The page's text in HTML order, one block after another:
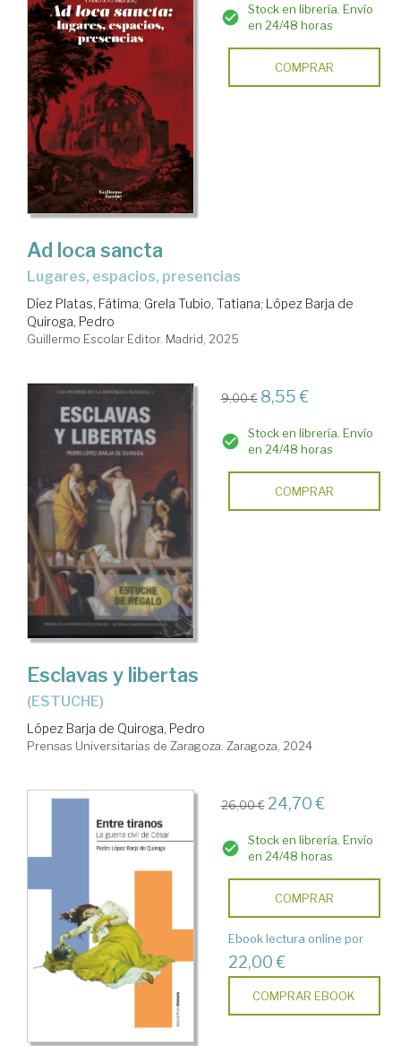
Stock en librería. Envío
en 24/48 horas
COMPRAR
Ad loca sancta
lugares, espacios, presencias
Díez Platas, Fátima; Grela Tubio, Tatiana; López Barja de
Quiroga, Pedro
Guillermo Escolar Editor. Madrid, 2025
9,00 € 8,55 €
Stock en librería. Envío
en 24/48 horas
COMPRAR
Esclavas y libertas
(ESTUCHE)
López Barja de Quiroga, Pedro
Prensas Universitarias de Zaragoza. Zaragoza, 2024
26,00 € 24,70 €
Stock en librería. Envío
en 24/48 horas
COMPRAR
Ebook lectura online por
22,00 €
COMPRAR EBOOK